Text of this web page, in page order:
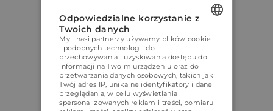
POLISH
ENGLISH
GERMAN
CZECH
Odpowiedzialne korzystanie z
Twoich danych
My i nasi partnerzy używamy plików cookie
i podobnych technologii do
przechowywania i uzyskiwania dostępu do
informacji na Twoim urządzeniu oraz do
przetwarzania danych osobowych, takich jak
Twój adres IP, unikalne identyfikatory i dane
przeglądania, w celu wyświetlania
spersonalizowanych reklam i treści, pomiaru